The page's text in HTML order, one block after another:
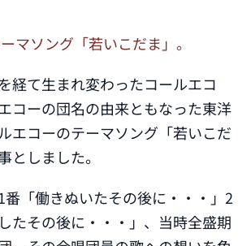
マソング「若いこだま」。
経て生まれ変わったコールエコ
コーの団名の由来ともなった東洋
エコーのテーマソング「若いこだ
としました。
「働きぬいたその後に・・・」2
たその後に・・・」、当時全盛期